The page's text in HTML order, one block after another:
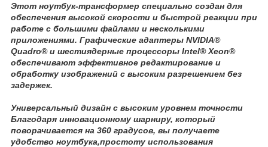
Этот ноутбук-трансформер специально создан для
обеспечения высокой скорости и быстрой реакции при
работе с большими файлами и несколькими
приложениями. Графические адаптеры NVIDIA®
Quadro® и шестиядерные процессоры Intel® Xeon®
обеспечивают эффективное редактирование и
обработку изображений с высоким разрешением без
задержек.
Универсальный дизайн с высоким уровнем точности
Благодаря инновационному шарниру, который
поворачивается на 360 градусов, вы получаете
удобство ноутбука,простоту использования